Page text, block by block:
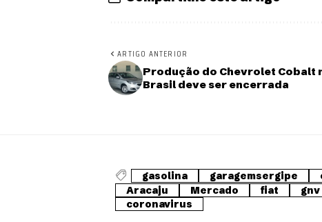
ARTIGO ANTERIOR
Produção do Chevrolet Cobalt
Brasil deve ser encerrada
gasolina garagemsergipe
Aracaju
Mercado fiat gnv
coronavirus